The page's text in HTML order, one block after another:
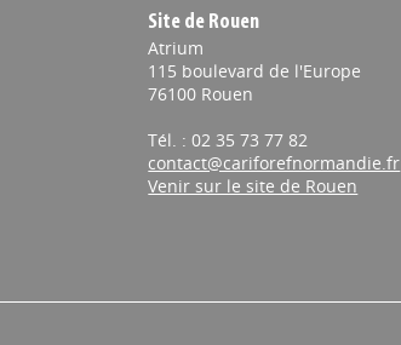
Site de Rouen
Atrium
115 boulevard de l'Europe
76100 Rouen
Tél. : 02 35 73 77 82
contact@cariforefnormandie.fr
Venir sur le site de Rouen